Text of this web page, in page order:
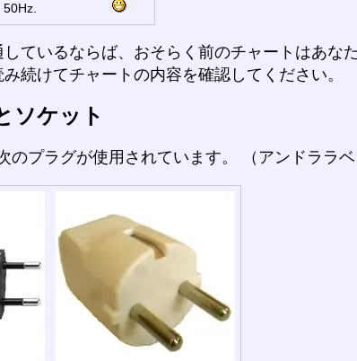
50Hz.
ているならば、おそらく前のチャートはあな
続けてチャートの内容を確認してください。
ソケット
のプラグが使用されています。 （アンドララベ